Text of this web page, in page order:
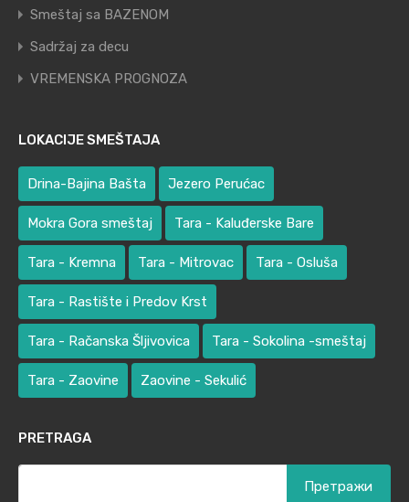
Smeštaj sa BAZENOM
Sadržaj za decu
VREMENSKA PROGNOZA
LOKACIJE SMEŠTAJA
Drina-Bajina Bašta Jezero Perućac
Mokra Gora smeštaj Tara - Kaluđerske Bare
Tara - Kremna Tara - Mitrovac Tara - Osluša
Tara - Rastište i Predov Krst
Tara - Račanska Šljivovica Tara - Sokolina -smeštaj
Tara - Zaovine Zaovine - Sekulić
PRETRAGA